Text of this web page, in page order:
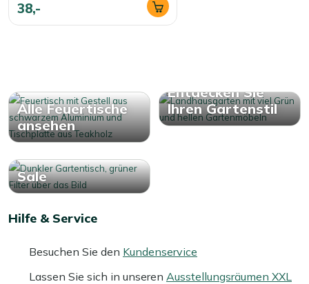
für Snacks und Gläser, ohne dass Sie etwas direkt an
Gegenstände nicht zu nah ans Feuer rutschen.
Mehr ansehen Gartentische
38,-
Alle Feuertische
ansehen
Entdecken Sie
Ihren Gartenstil
Sale
Hilfe & Service
Besuchen Sie den Kundenservice
Lassen Sie sich in unseren Ausstellungsräumen XXL